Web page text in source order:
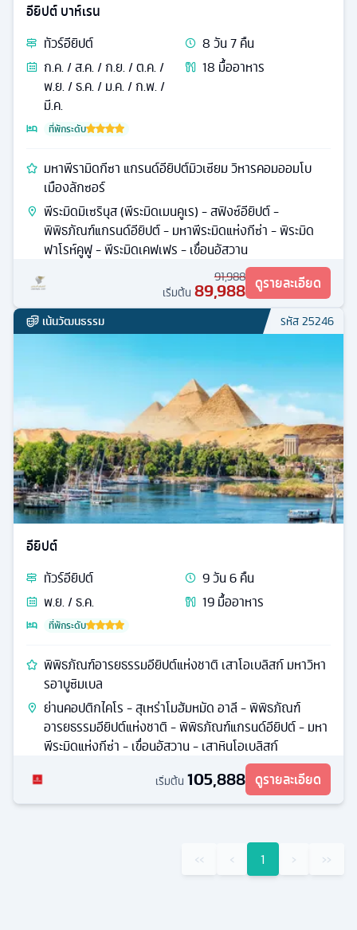
อียิปต์ บาห์เรน
ทัวร์อียิปต์ 8วัน7คืน
ก.ค. / ส.ค. / ก.ย. / ต.ค. /
พ.ย. / ธ.ค. / ม.ค. / ก.พ. /
มี.ค.
18 มื้ออาหาร
ที่พักระดับ
มหาพีรามิดกีซา แกรนด์อียิปต์มิวเซียม วิหารคอมออมโบ
เมืองลักซอร์
พีระมิดมิเซรินุส (พีระมิดเมนคูเร) - สฟิงซ์อียิปต์ -
พิพิธภัณฑ์แกรนด์อียิปต์ - มหาพีระมิดแห่งกีซ่า - พิระมิด
ฟาโรห์คูฟู - พีระมิดเคฟเฟร - เขื่อนอัสวาน
91,988
เริ่มต้น 89,988 ดูรายละเอียด
เน้นวัฒนธรรม รหัส25246
อียิปต์
ทัวร์อียิปต์ 9วัน6คืน
พ.ย. / ธ.ค.
19มื้ออาหาร
ที่พักระดับ
พิพิธภัณฑ์อารยธรรมอียิปต์แห่งชาติ เสาโอเบลิสก์ มหาวิหา
รอาบูซิมเบล
ย่านคอปติกไคโร - สุเหร่าโมฮัมหมัด อาลี - พิพิธภัณฑ์
อารยธรรมอียิปต์แห่งชาติ - พิพิธภัณฑ์แกรนด์อียิปต์ - มหา
พีระมิดแห่งกีซ่า - เขื่อนอัสวาน - เสาหินโอเบลิสก์
เริ่มต้น 105,888 ดูรายละเอียด
‹‹ ‹ 1 › ››